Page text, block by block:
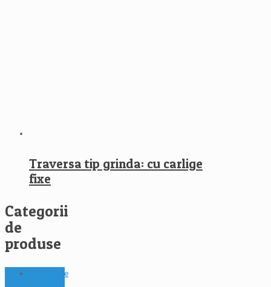
Traversa tip grinda: cu carlige
fixe
Categorii
de
produse
Dispozitive